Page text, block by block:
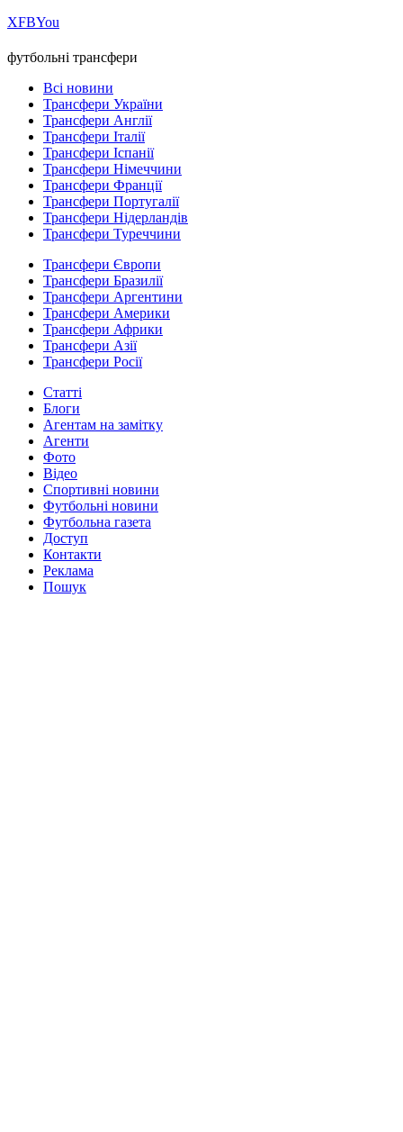
ХFBYou
футбольні трансфери
Всі новини
Трансфери України
Трансфери Англії
Трансфери Італії
Трансфери Іспанії
Трансфери Німеччини
Трансфери Франції
Трансфери Португалії
Трансфери Нідерландів
Трансфери Туреччини
Трансфери Європи
Трансфери Бразилії
Трансфери Аргентини
Трансфери Америки
Трансфери Африки
Трансфери Азії
Трансфери Росії
Статті
Блоги
Агентам на замітку
Агенти
Фото
Відео
Спортивні новини
Футбольні новини
Футбольна газета
Доступ
Контакти
Реклама
Пошук